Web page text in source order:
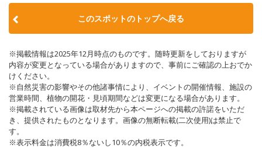
このスポットのトップへ戻る
※掲載情報は2025年12月時点のものです。随時更新をしておりますが
内容が変更となっている場合がありますので、事前にご確認の上おでか
けください。
※自然災害の影響やその他諸事情により、イベントの開催情報、施設の
営業時間、植物の開花・見頃期間などは変更になる場合があります。
※掲載されている画像は取材先から本ページへの掲載の許諾をいただ
き、提供されたものとなります。画像の無断転載(二次使用)は禁止で
す。
※表示料金は消費税8％ないし10％の内税表示です。